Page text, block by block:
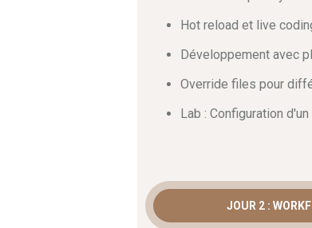
permettront de fiabiliser vos
build et du tagging
vous serez pleinement
Hot reload et live
Développement avec
Override files pour
Lab : Configuration
JOUR 2 :